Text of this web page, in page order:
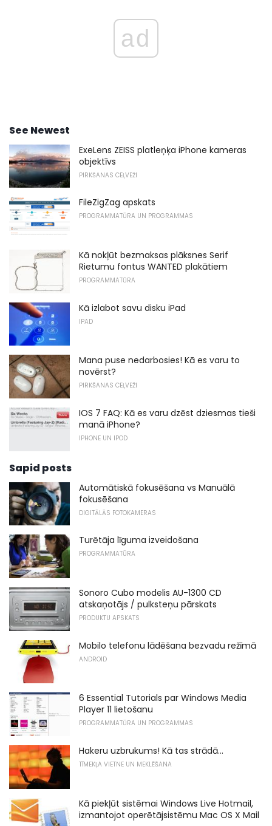
ad
See Newest
ExeLens ZEISS platleņķa iPhone kameras
objektīvs
PIRKŠANAS CEĻVEŽI
FileZigZag apskats
PROGRAMMATŪRA UN PROGRAMMAS
Kā nokļūt bezmaksas plāksnes Serif
Rietumu fontus WANTED plakātiem
PROGRAMMATŪRA
Kā izlabot savu disku iPad
IPAD
Mana puse nedarbosies! Kā es varu to
novērst?
PIRKŠANAS CEĻVEŽI
IOS 7 FAQ: Kā es varu dzēst dziesmas tieši
manā iPhone?
IPHONE UN IPOD
Sapid posts
Automātiskā fokusēšana vs Manuālā
fokusēšana
DIGITĀLĀS FOTOKAMERAS
Turētāja līguma izveidošana
PROGRAMMATŪRA
Sonoro Cubo modelis AU-1300 CD
atskaņotājs / pulksteņu pārskats
PRODUKTU APSKATS
Mobilo telefonu lādēšana bezvadu režīmā
ANDROID
6 Essential Tutorials par Windows Media
Player 11 lietošanu
PROGRAMMATŪRA UN PROGRAMMAS
Hakeru uzbrukums! Kā tas strādā...
TĪMEKĻA VIETNE UN MEKLĒŠANA
Kā piekļūt sistēmai Windows Live Hotmail,
izmantojot operētājsistēmu Mac OS X Mail